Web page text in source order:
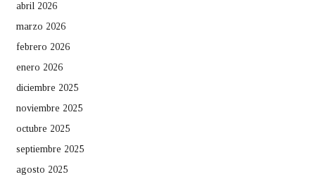
abril 2026
marzo 2026
febrero 2026
enero 2026
diciembre 2025
noviembre 2025
octubre 2025
septiembre 2025
agosto 2025